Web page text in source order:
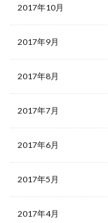
2017年10月
2017年9月
2017年8月
2017年7月
2017年6月
2017年5月
2017年4月